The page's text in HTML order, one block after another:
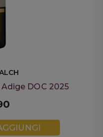
DOC 2025